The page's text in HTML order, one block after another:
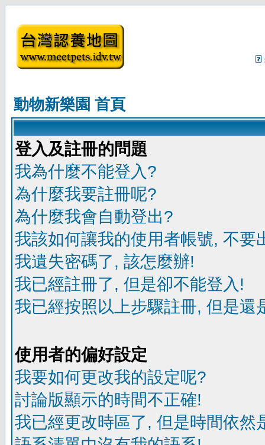
動物新樂園 首頁
登入及註冊的問題
我為什麼不能登入?
為什麼我要註冊呢?
為什麼我會自動登出?
我該如何讓我的使用者帳號, 不要
我遺失密碼了, 該怎麼辦!
我已經註冊了, 但是卻不能登入!
我已經按照以上步驟註冊, 但是還
使用者的偏好設定
我要如何更改我的設定呢?
討論版顯示的時間不正確!
我已經更改時區了, 但是時間依然